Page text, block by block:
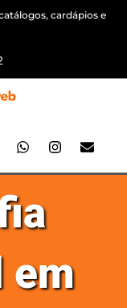
cardápios e
em